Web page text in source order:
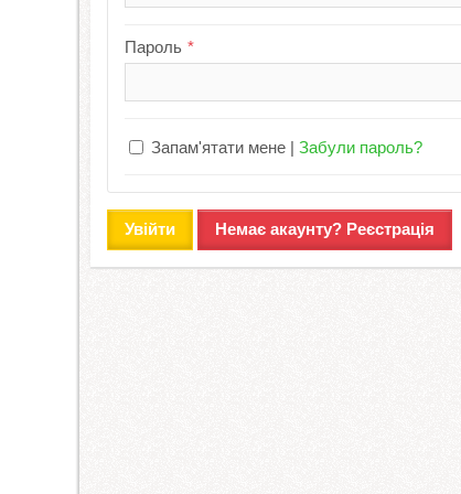
Пароль
Запам'ятати мене Забули пароль?
Увійти Немає акаунту? Реєстрація